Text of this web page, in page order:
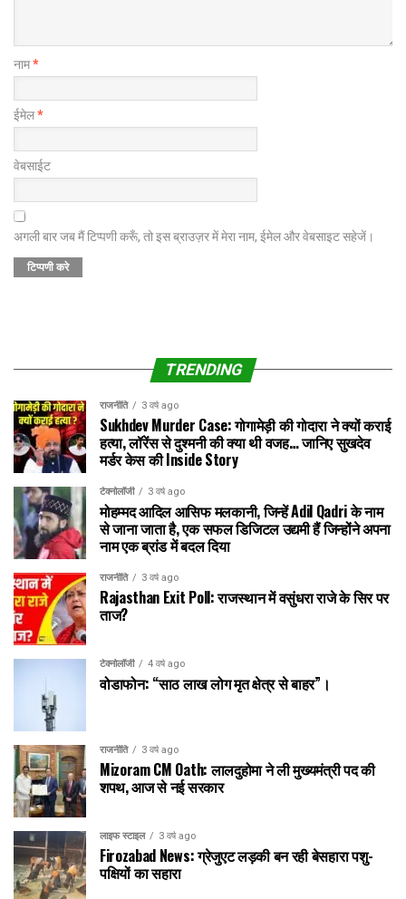
नाम*
ईमेल*
वेबसाईट
अगली बार जब मैं टिप्पणी करूँ, तो इस ब्राउज़र में मेरा नाम, ईमेल और वेबसाइट सहेजें।
TRENDING
राजनीति 3 वर्ष ago
Sukhdev Murder Case: गोगामेड़ी की गोदारा ने क्यों कराई
हत्या, लॉरेंस से दुश्मनी की क्या थी वजह… जानिए सुखदेव
मर्डर केस की Inside Story
टेक्नोलॉजी 3 वर्ष ago
मोहम्मद आदिल आसिफ मलकानी, जिन्हें Adil Qadri के नाम
से जाना जाता है, एक सफल डिजिटल उद्यमी हैं जिन्होंने अपना
नाम एक ब्रांड में बदल दिया
राजनीति 3 वर्ष ago
Rajasthan Exit Poll: राजस्थान में वसुंधरा राजे के सिर पर
ताज?
टेक्नोलॉजी 4 वर्ष ago
वोडाफोन: “साठ लाख लोग मृत क्षेत्र से बाहर”।
राजनीति 3 वर्ष ago
Mizoram CM Oath: लालदुहोमा ने ली मुख्यमंत्री पद की
शपथ, आज से नई सरकार
लाइफ स्टाइल 3 वर्ष ago
Firozabad News: ग्रेजुएट लड़की बन रही बेसहारा पशु-
पक्षियों का सहारा